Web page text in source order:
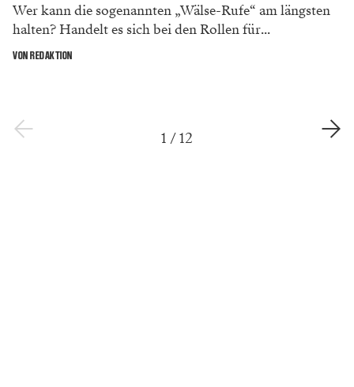
Wer kann die sogenannten „Wälse-Rufe“ am längsten
halten? Handelt es sich bei den Rollen für...
VON REDAKTION
1 /12